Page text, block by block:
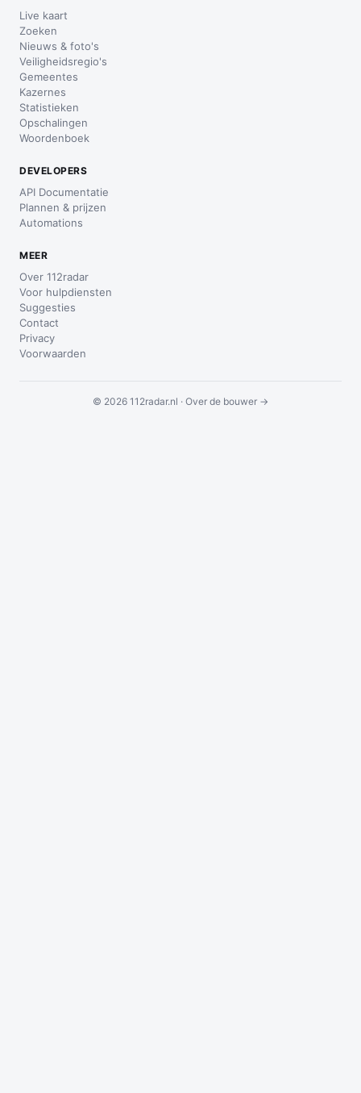
Live kaart
Zoeken
Nieuws & foto's
Veiligheidsregio's
Gemeentes
Kazernes
Statistieken
Opschalingen
Woordenboek
DEVELOPERS
API Documentatie
Plannen & prijzen
Automations
MEER
Over 112radar
Voor hulpdiensten
Suggesties
Contact
Privacy
Voorwaarden
© 2026 112radar.nl · Over de bouwer →